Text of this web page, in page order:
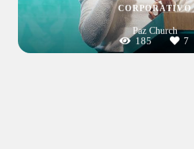
CORPORATIVO
Paz Church
185
7